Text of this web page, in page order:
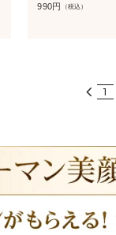
990円 （税込）
1